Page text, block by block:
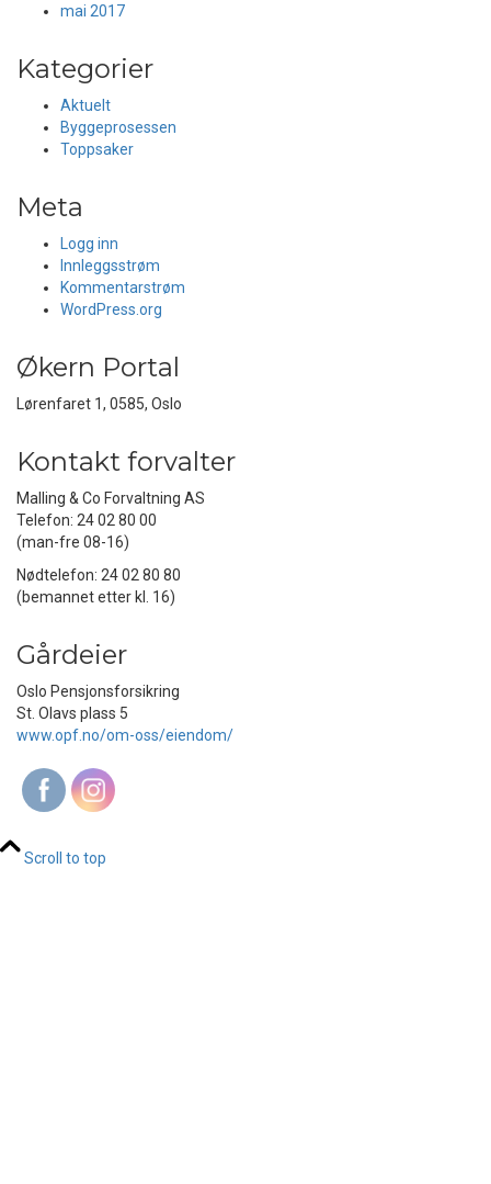
mai 2017
Kategorier
Aktuelt
Byggeprosessen
Toppsaker
Meta
Logg inn
Innleggsstrøm
Kommentarstrøm
WordPress.org
Økern Portal
Lørenfaret 1, 0585, Oslo
Kontakt forvalter
Malling & Co Forvaltning AS
Telefon: 24 02 80 00
(man-fre 08-16)
Nødtelefon: 24 02 80 80
(bemannet etter kl. 16)
Gårdeier
Oslo Pensjonsforsikring
St. Olavs plass 5
www.opf.no/om-oss/eiendom/
Scroll to top